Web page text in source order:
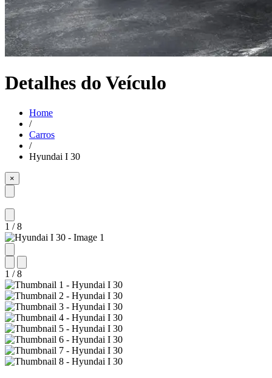
Detalhes do Veículo
Home
/
Carros
/
Hyundai I 30
×
1 / 8
1 / 8